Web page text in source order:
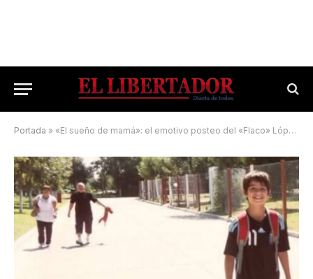
Portada » «El sueño de mamá»: el emotivo posteo del «Flaco» López en la previa del debut de la Argentina